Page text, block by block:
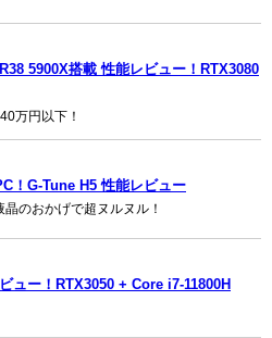
5900X搭載 性能レビュー！RTX3080
万円以下！
！G-Tune H5 性能レビュー
のおかげで超ヌルヌル！
ュー！RTX3050 + Core i7-11800H